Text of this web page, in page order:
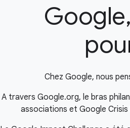
Chez Google, nous
A travers Google.org, le bras
associations et Google